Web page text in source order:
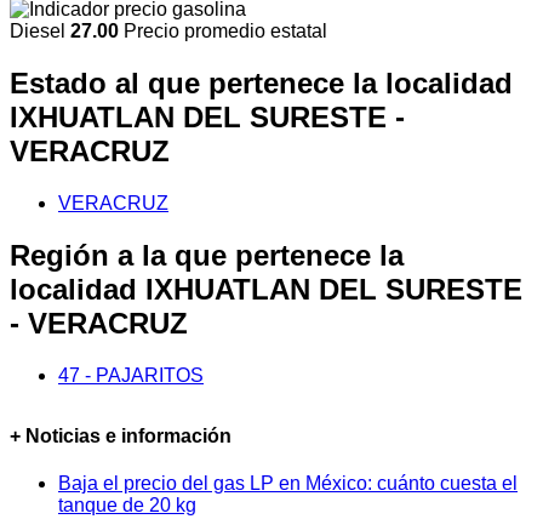
Diesel 27.00 Precio promedio estatal
Estado al que pertenece la localidad
IXHUATLAN DEL SURESTE -
VERACRUZ
VERACRUZ
Región a la que pertenece la
localidad IXHUATLAN DEL SURESTE
- VERACRUZ
47 - PAJARITOS
+ Noticias e información
Baja el precio del gas LP en México: cuánto cuesta el
tanque de 20 kg